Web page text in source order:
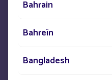
y nuestros
Bahrain
Bahreïn
Bangladesh